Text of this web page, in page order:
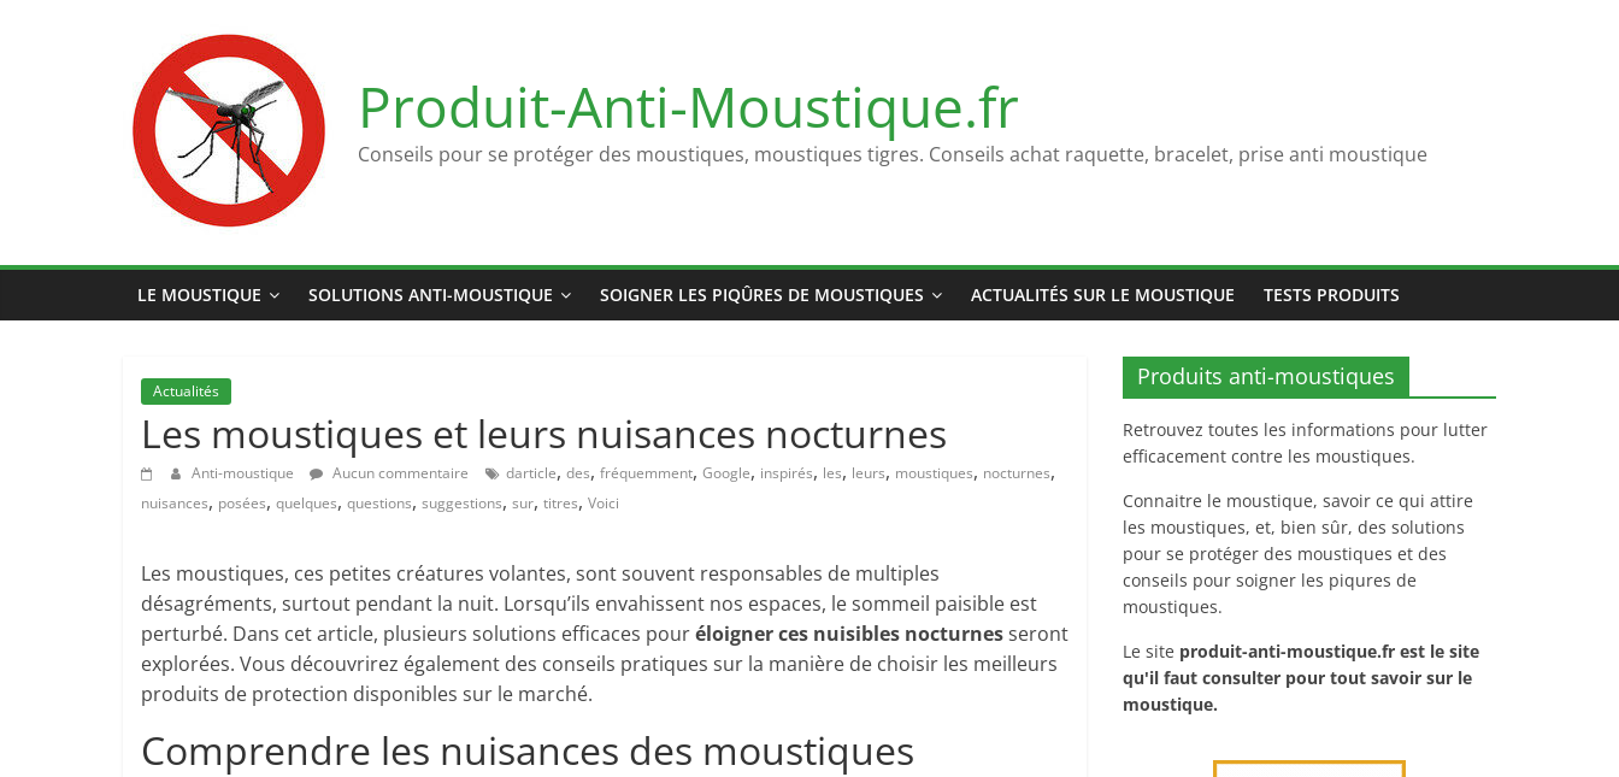
Produit-Anti-Moustique.fr
Conseils pour se protéger des moustiques, moustiques tigres. Conseils achat raquette, bracelet, prise anti moustique
LE MOUSTIQUE SOLUTIONS ANTI-MOUSTIQUE SOIGNER LES PIQÛRES DE MOUSTIQUES ACTUALITÉS SUR LE MOUSTIQUE TESTS PRODUITS
Actualités
Les moustiques et leurs nuisances nocturnes
Anti-moustique Aucun commentaire darticle, des, fréquemment, Google, inspirés, les, leurs, moustiques, nocturnes,
nuisances, posées, quelques, questions, suggestions, sur, titres, Voici
Les moustiques, ces petites créatures volantes, sont souvent responsables de multiples
désagréments, surtout pendant la nuit. Lorsqu’ils envahissent nos espaces, le sommeil paisible est
perturbé. Dans cet article, plusieurs solutions efficaces pouréloigner ces nuisibles nocturnesseront
explorées. Vous découvrirez également des conseils pratiques sur la manière de choisir les meilleurs
produits de protection disponibles sur le marché.
Comprendre les nuisances des moustiques
Produits anti-moustiques
Retrouvez toutes les informations pour lutter
efficacement contre les moustiques.
Connaitre le moustique, savoir ce qui attire
les moustiques, et, bien sûr, des solutions
pour se protéger des moustiques et des
conseils pour soigner les piqures de
moustiques.
Le site produit-anti-moustique.fr est le site
qu'il faut consulter pour tout savoir sur le
moustique.